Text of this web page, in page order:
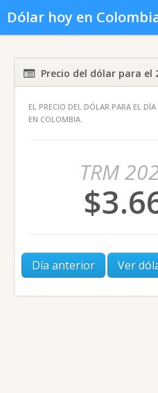
Dólar hoy en
Noticias del dólar Dólar
Precio del dólar para el
EL PRECIO DEL DÓLAR PARA EL
EN COLOMBIA.
TRM
Día anterior Ver